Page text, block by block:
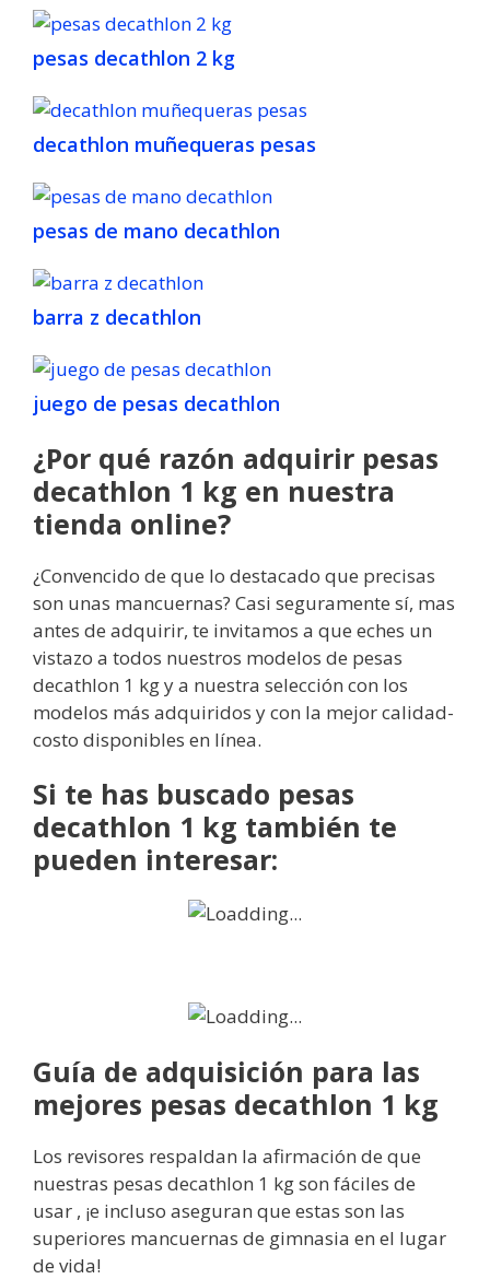
pesas decathlon 2 kg
decathlon muñequeras pesas
pesas de mano decathlon
barra z decathlon
juego de pesas decathlon
¿Por qué razón adquirir pesas
decathlon 1 kg en nuestra
tienda online?
¿Convencido de que lo destacado que precisas
son unas mancuernas? Casi seguramente sí, mas
antes de adquirir, te invitamos a que eches un
vistazo a todos nuestros modelos de pesas
decathlon 1 kg y a nuestra selección con los
modelos más adquiridos y con la mejor calidad-
costo disponibles en línea.
Si te has buscado pesas
decathlon 1 kg también te
pueden interesar:
Guía de adquisición para las
mejores pesas decathlon 1 kg
Los revisores respaldan la afirmación de que
nuestras pesas decathlon 1 kg son fáciles de
usar , ¡e incluso aseguran que estas son las
superiores mancuernas de gimnasia en el lugar
de vida!